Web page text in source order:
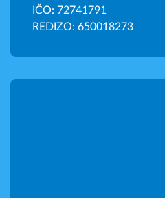
IČO: 72741791
REDIZO: 650018273